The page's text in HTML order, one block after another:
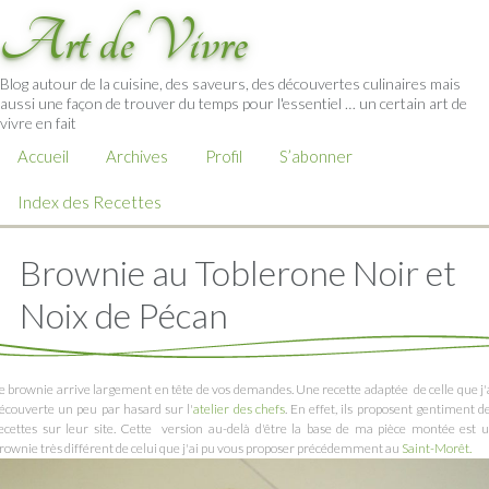
Art de Vivre
Blog autour de la cuisine, des saveurs, des découvertes culinaires mais
aussi une façon de trouver du temps pour l'essentiel … un certain art de
vivre en fait
Accueil Archives Profil S’abonner
Index des Recettes
Brownie au Toblerone Noir et
Noix de Pécan
brownie arrive largement en tête de vos demandes. Une recette adaptée de celle que
un peu par hasard sur l'atelier des chefs. En effet, ils proposent gentiment
sur leur site. Cette version au-delà d'être la base de ma pièce montée est
très différent de celui que j'ai pu vous proposer précédemment au Saint-Morêt.